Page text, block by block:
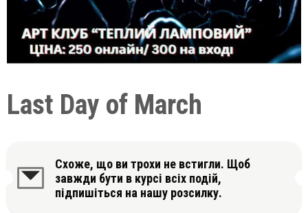
Last Day of March
Схоже, що ви трохи не встигли. Щоб
завжди бути в курсі всіх подій,
підпишіться на нашу розсилку.